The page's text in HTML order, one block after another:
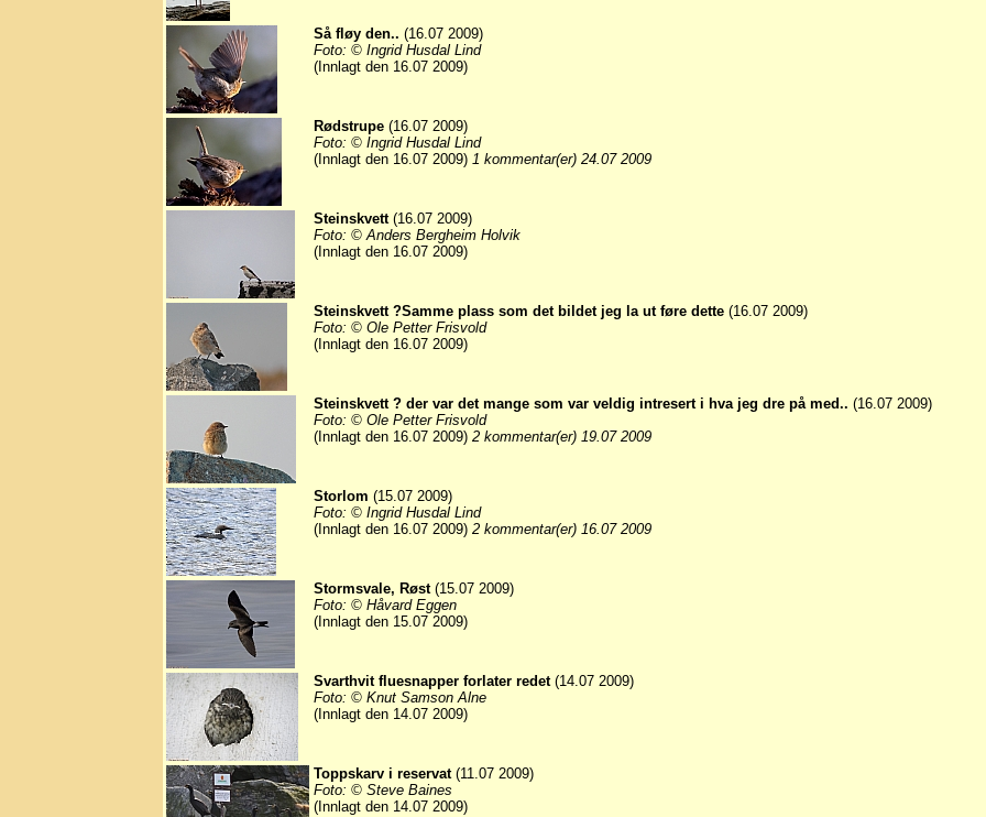
Så fløy den.. (16.07 2009)
Foto: © Ingrid Husdal Lind
(Innlagt den 16.07 2009)
Rødstrupe (16.07 2009)
Foto: © Ingrid Husdal Lind
(Innlagt den 16.07 2009) 1 kommentar(er) 24.07 2009
Steinskvett(16.07 2009)
Foto: © Anders Bergheim Holvik
(Innlagt den 16.07 2009)
Steinskvett ?Samme plass som det bildet jeg la ut føre dette (16.07 2009)
Foto: © Ole Petter Frisvold
(Innlagt den 16.07 2009)
Steinskvett ? der var det mange som var veldig intresert i hva jeg dre på med.. (16.07 2009)
Foto: © Ole Petter Frisvold
(Innlagt den 16.07 2009) 2 kommentar(er) 19.07 2009
Storlom (15.07 2009)
Foto: © Ingrid Husdal Lind
(Innlagt den 16.07 2009) 2 kommentar(er) 16.07 2009
Stormsvale, Røst(15.07 2009)
Foto: © Håvard Eggen
(Innlagt den 15.07 2009)
Svarthvit fluesnapper forlater redet(14.07 2009)
Foto: © Knut Samson Alne
(Innlagt den 14.07 2009)
Toppskarv i reservat(11.07 2009)
Foto: © Steve Baines
(Innlagt den 14.07 2009)